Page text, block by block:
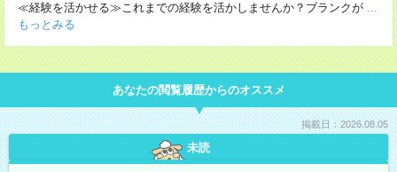
≪経験を活かせる≫これまでの経験を活かしませんか？ブランクが ...
もっとみる
あなたの閲覧履歴からのオススメ
掲載日：2026.08.05
未読